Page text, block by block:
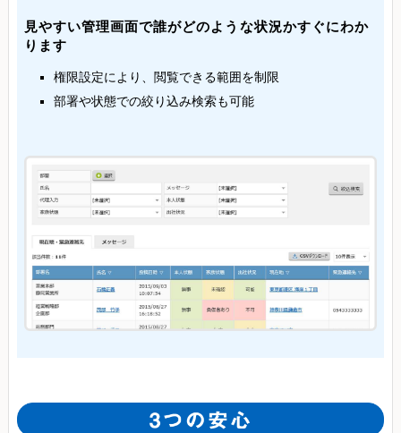
見やすい管理画面で誰がどのような状況かすぐにわか
ります
権限設定により、閲覧できる範囲を制限
部署や状態での絞り込み検索も可能